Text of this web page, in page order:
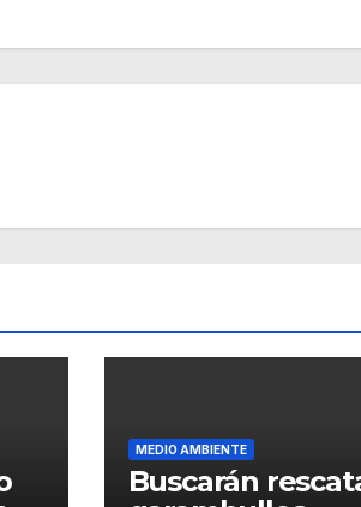
MEDIO AMBIENTE
Buscarán